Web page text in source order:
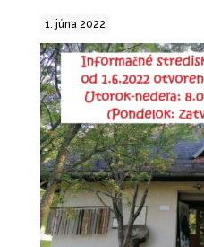
1. júna 2022